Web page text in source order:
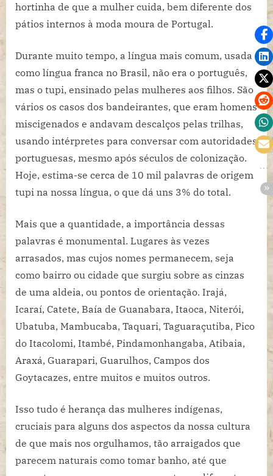
hortinha de que a mulher cuida, bem diferente dos
pátios internos à moda moura de Portugal.
Durante muito tempo, a língua mais comum, usada
como língua franca no Brasil, não era o português,
mas o tupi, ensinado pelas mulheres aos filhos. São
vários os casos dos bandeirantes, que eram homens
miscigenados e andavam descalços pelas trilhas,
usando intérpretes para conversar com autoridades
portuguesas, mesmo após séculos de colonização.
Hoje, estima-se cerca de 10 mil palavras de origem
tupi na nossa língua, o que dá uns 3% do total.
Mais que a quantidade, a importância dessas
palavras é monumental. Lugares às vezes
arrasados, mas cujos nomes permanecem, seja
como bairro ou cidade que surgiu sobre as cinzas
de uma aldeia, ou pontos de orientação. Irajá,
Icaraí, Catete, Baía de Guanabara, Itaoca, Niterói,
Ubatuba, Mambucaba, Taquari, Taguaraçutiba, Pico
do Itacolomi, Itambé, Pindamonhangaba, Atibaia,
Araxá, Guarapari, Guarulhos, Campos dos
Goytacazes, entre muitos e muitos outros.
Isso tudo é herança das mulheres indígenas,
cruciais para alguns dos aspectos da nossa cultura
de que mais nos orgulhamos, tão arraigados que
parecem naturais como tomar banho, até que